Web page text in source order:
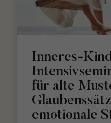
Inneres-
für alte
emotionale